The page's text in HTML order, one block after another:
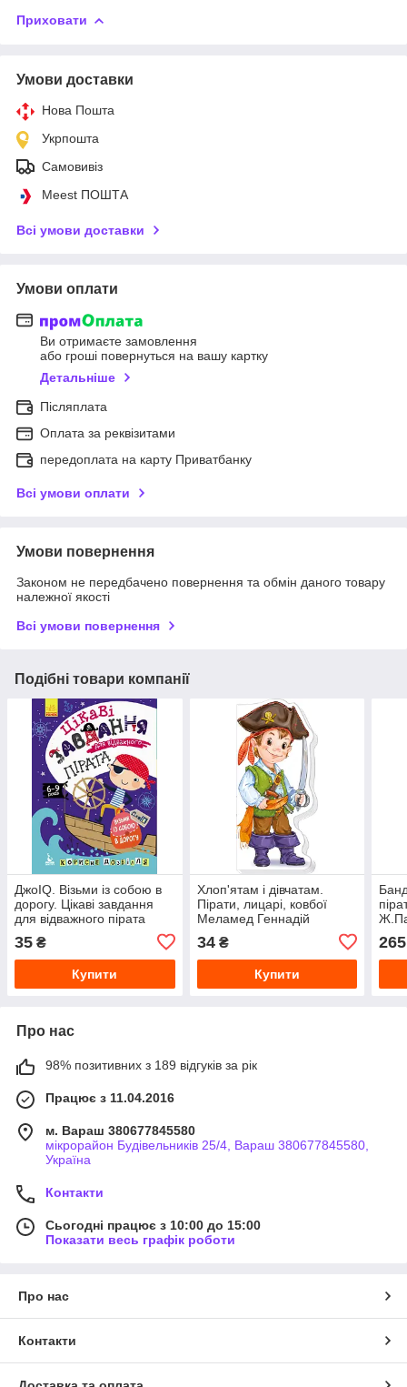
Приховати
Умови доставки
Нова Пошта
Укрпошта
Самовивіз
Meest ПОШТА
Всі умови доставки
Умови оплати
Ви отримаєте замовлення
або гроші повернуться на вашу картку
Детальніше
Післяплата
Оплата за реквізитами
передоплата на карту Приватбанку
Всі умови оплати
Умови повернення
Законом не передбачено повернення та обмін даного товару
належної якості
Всі умови повернення
Подібні товари компанії
ДжоIQ. Візьми із собою в
дорогу. Цікаві завдання
для відважного пірата
35 ₴
Купити
Хлоп'ятам і дівчатам.
Пірати, лицарі, ковбої
Меламед Геннадій
34₴
Купити
265
Про нас
98% позитивних з 189 відгуків за рік
Працює з 11.04.2016
м. Вараш 380677845580
мікрорайон Будівельників 25/4, Вараш 380677845580,
Україна
Контакти
Сьогодні працює з 10:00 до 15:00
Показати весь графік роботи
Про нас
Контакти